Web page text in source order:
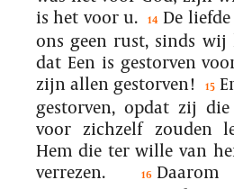
is het voor u.
14 De
ons geen rust, sinds wij
dat Een is gestorven
zijn allen gestorven!
15
gestorven, opdat zij
voor zichzelf zouden
Hem die ter wille van
verrezen.
16